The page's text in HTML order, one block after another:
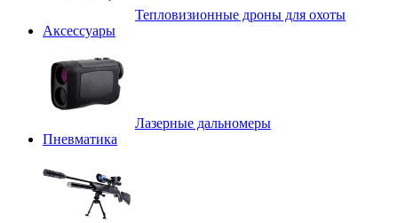
Тепловизионные дроны для охоты
Аксессуары
Лазерные дальномеры
Пневматика